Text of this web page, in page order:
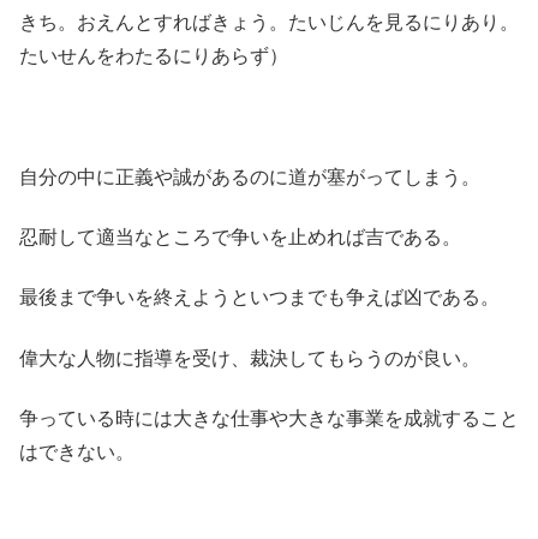
きち。おえんとすればきょう。たいじんを見るにりあり。
たいせんをわたるにりあらず）
自分の中に正義や誠があるのに道が塞がってしまう。
忍耐して適当なところで争いを止めれば吉である。
最後まで争いを終えようといつまでも争えば凶である。
偉大な人物に指導を受け、裁決してもらうのが良い。
争っている時には大きな仕事や大きな事業を成就すること
はできない。